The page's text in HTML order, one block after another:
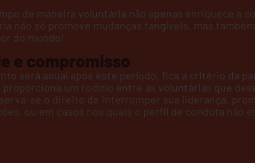
de maneira voluntária não apenas enriquece a
não só promove mudanças tangíveis, mas
do mundo!
e compromisso
será anual após este período, fica a critério da
proporciona um rodízio entre as voluntárias que
se o direito de interromper sua liderança,
ou em casos nos quais o perfil de conduta não